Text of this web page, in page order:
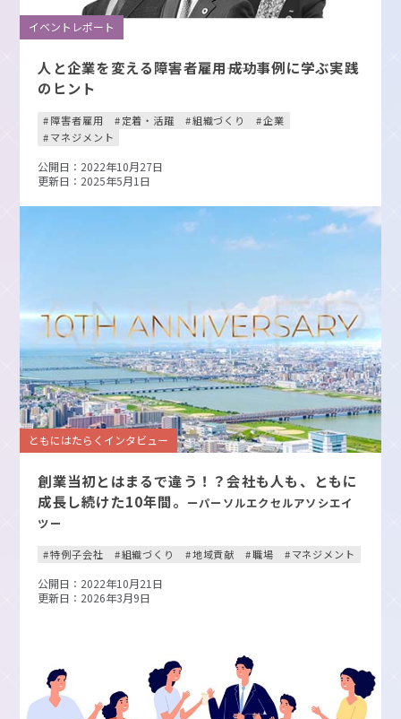
イベントレポート
人と企業を変える障害者雇用――成功事例に学ぶ実践
のヒント
障害者雇用 定着・活躍 組織づくり
企業
マネジメント
公開日：2022年10月27日
更新日：2025年5月1日
ともにはたらくインタビュー
創業当初とはまるで違う！？会社も⼈も、ともに
成⻑し続けた10年間。
ーパーソルエクセルアソシエイ
ツー
特例子会社 組織づくり 地域貢献 職場 マネジメント
公開日：2022年10月21日
更新日：2026年3月9日